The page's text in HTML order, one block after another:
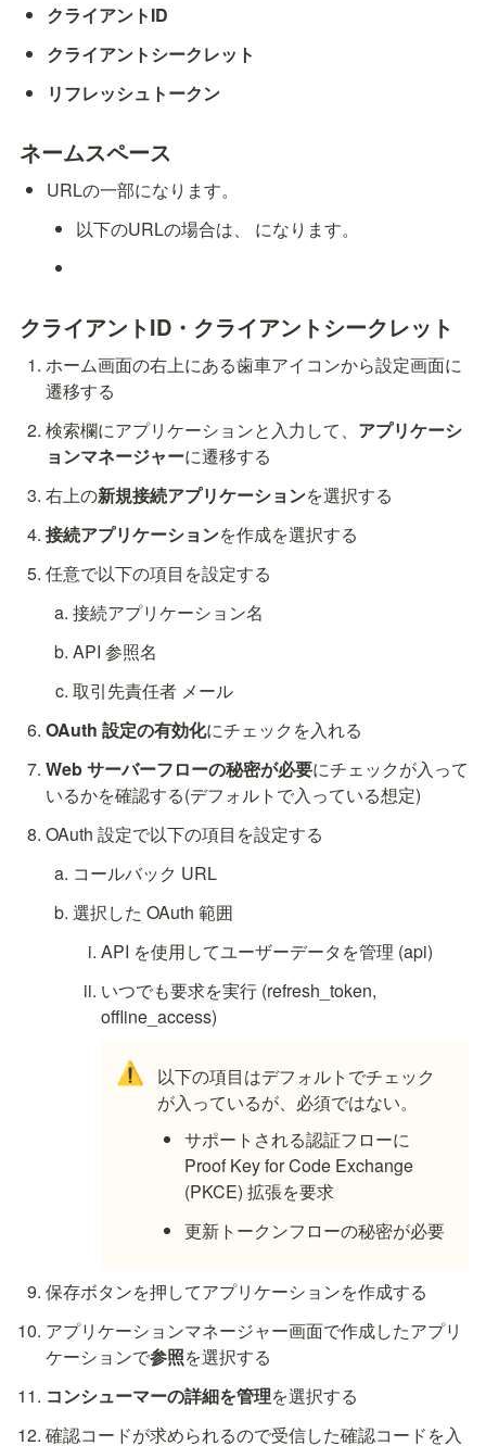
クライアントID
クライアントシークレット
リフレッシュトークン
ネームスペース
URLの一部になります。
以下のURLの場合は、
になります。
クライアントID・クライアントシークレット
ホーム画面の右上にある歯車アイコンから設定画面に
遷移する
検索欄にアプリケーションと入力して、 アプリケーシ
ョンマネージャーに遷移する
右上の新規接続アプリケーションを選択する
接続アプリケーションを作成を選択する
任意で以下の項目を設定する
接続アプリケーション名
API 参照名
取引先責任者 メール
OAuth 設定の有効化にチェックを入れる
Web サーバーフローの秘密が必要にチェックが入って
いるかを確認する(デフォルトで入っている想定)
OAuth 設定で以下の項目を設定する
コールバック URL
選択した OAuth 範囲
API を使用してユーザーデータを管理 (api)
いつでも要求を実行 (refresh_token,
offline_access)
⚠️
以下の項目はデフォルトでチェック
が入っているが、必須ではない。
サポートされる認証フローに
Proof Key for Code Exchange
(PKCE) 拡張を要求
更新トークンフローの秘密が必要
保存ボタンを押してアプリケーションを作成する
アプリケーションマネージャー画面で作成したアプリ
ケーションで参照を選択する
コンシューマーの詳細を管理を選択する
確認コードが求められるので受信した確認コードを入